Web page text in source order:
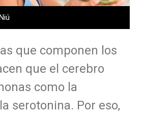
que componen los
que el cerebro
como la
serotonina. Por eso,